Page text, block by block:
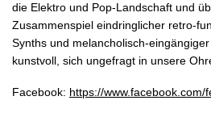
die Elektro und Pop-Landschaft und
Zusammenspiel eindringlicher retro-
Synths und melancholisch-
kunstvoll, sich ungefragt in unsere
Facebook: https://www.facebook.com/